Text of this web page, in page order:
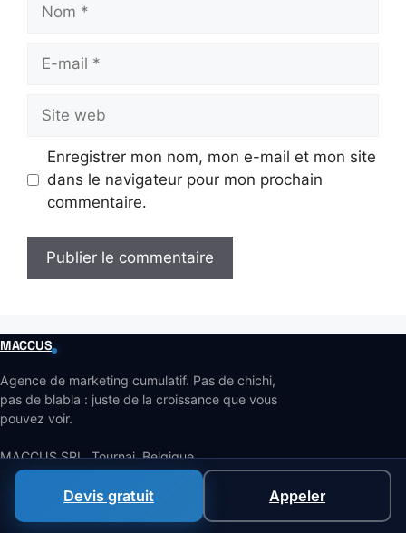
mail
web
Enregistrer mon nom, mon e-mail et mon site
dans le navigateur pour mon prochain
commentaire.
MACCUS
Agence de marketing cumulatif. Pas de chichi,
pas de blabla : juste de la croissance que vous
pouvez voir.
MACCUS SRL, Tournai, Belgique
TVA BE 1005.438.850
+32 479 81 25 01Devis gratuit Appeler